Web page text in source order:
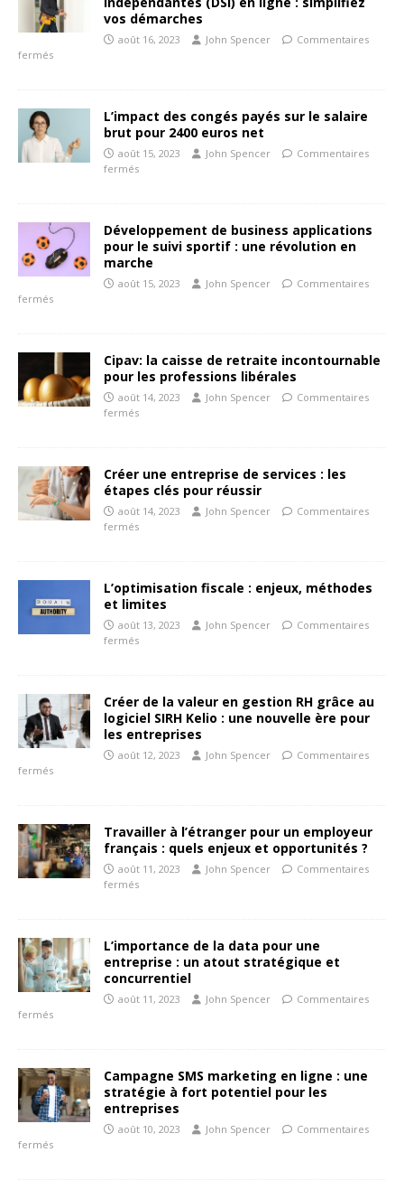
vos démarches
août 16, 2023 John Spencer
Commentaires
fermés
L’impact des congés payés sur le salaire
brut pour 2400 euros net
août 15, 2023 John Spencer
Commentaires
fermés
Développement de business applications
pour le suivi sportif : une révolution en
marche
août 15, 2023 John Spencer
Commentaires
fermés
Cipav: la caisse de retraite incontournable
pour les professions libérales
août 14, 2023 John Spencer
Commentaires
fermés
Créer une entreprise de services : les
étapes clés pour réussir
août 14, 2023 John Spencer
Commentaires
fermés
L’optimisation fiscale : enjeux, méthodes
et limites
août 13, 2023 John Spencer
Commentaires
fermés
Créer de la valeur en gestion RH grâce au
logiciel SIRH Kelio : une nouvelle ère pour
les entreprises
août 12, 2023 John Spencer
Commentaires
fermés
Travailler à l’étranger pour un employeur
français : quels enjeux et opportunités ?
août 11, 2023 John Spencer
Commentaires
fermés
L’importance de la data pour une
entreprise : un atout stratégique et
concurrentiel
août 11, 2023 John Spencer
Commentaires
fermés
Campagne SMS marketing en ligne : une
stratégie à fort potentiel pour les
entreprises
août 10, 2023 John Spencer
Commentaires
fermés